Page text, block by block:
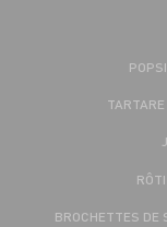
BROCHETTES DE